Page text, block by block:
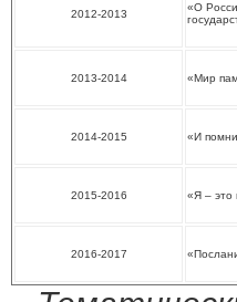
2012-2013
«О
2013-2014 «Мир
2014-2015 «И
2015-2016 «Я – это
2016-2017